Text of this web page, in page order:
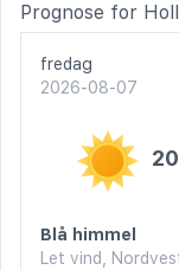
Prognose for
fredag
2026-08-07
Blå himmel
Let vind,